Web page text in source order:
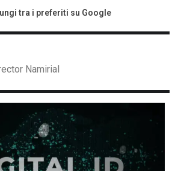
tra i preferiti su Google
Namirial